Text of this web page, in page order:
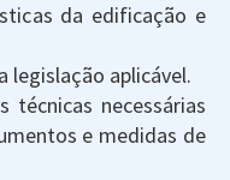
da edificação e
legislação aplicável.
técnicas necessárias
e medidas de